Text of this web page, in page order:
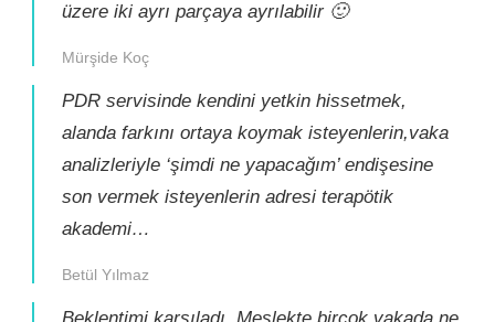
üzere iki ayrı parçaya ayrılabilir 🙂
Mürşide Koç
PDR servisinde kendini yetkin hissetmek,
alanda farkını ortaya koymak isteyenlerin,vaka
analizleriyle ‘şimdi ne yapacağım’ endişesine
son vermek isteyenlerin adresi terapötik
akademi…
Betül Yılmaz